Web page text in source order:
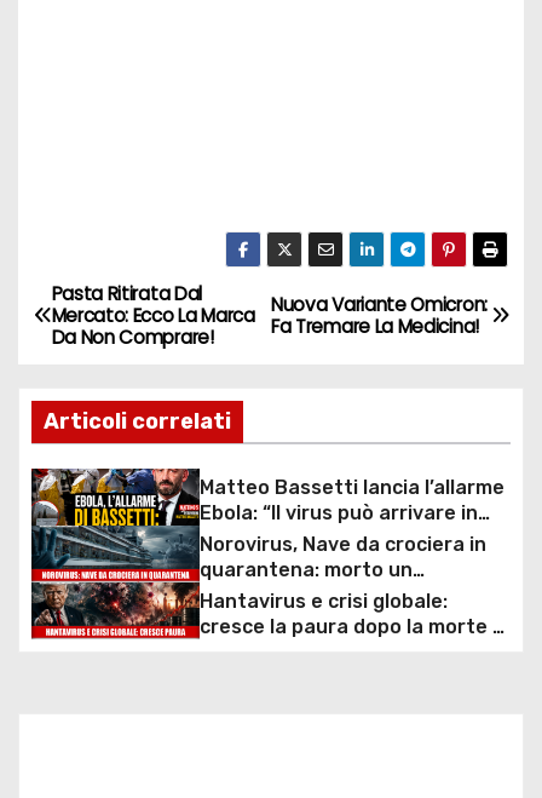
N
a
v
i
g
a
z
Nuova Variante Omicron:
Fa Tremare La Medicina!
Pasta Ritirata Dal
Mercato: Ecco La Marca
Da Non Comprare!
Articoli correlati
Matteo Bassetti lancia l’allarme
Ebola: “Il virus può arrivare in
Europa in poche ore”
Norovirus, Nave da crociera in
quarantena: morto un
passeggero!
Hantavirus e crisi globale:
cresce la paura dopo la morte di